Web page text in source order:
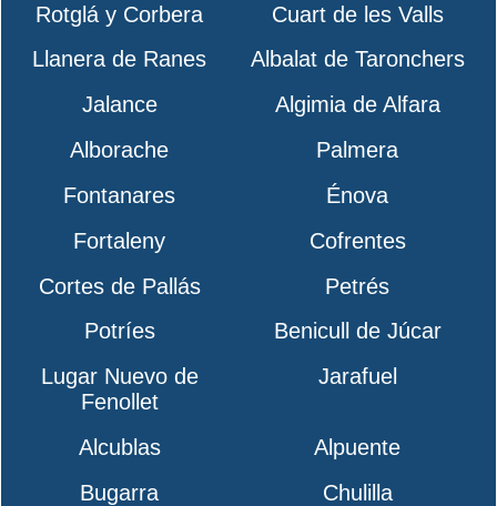
Rotglá y Corbera
Cuart de les Valls
Llanera de Ranes
Albalat de Taronchers
Jalance
Algimia de Alfara
Alborache
Palmera
Fontanares
Énova
Fortaleny
Cofrentes
Cortes de Pallás
Petrés
Potríes
Benicull de Júcar
Lugar Nuevo de
Fenollet
Jarafuel
Alcublas
Alpuente
Bugarra
Chulilla